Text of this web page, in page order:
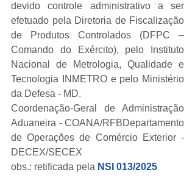
devido controle administrativo a ser
efetuado pela Diretoria de Fiscalização
de Produtos Controlados (DFPC –
Comando do Exército), pelo Instituto
Nacional de Metrologia, Qualidade e
Tecnologia INMETRO e pelo Ministério
da Defesa - MD.
Coordenação-Geral de Administração
Aduaneira - COANA/RFBDepartamento
de Operações de Comércio Exterior -
DECEX/SECEX
obs.: retificada pela NSI 013/2025